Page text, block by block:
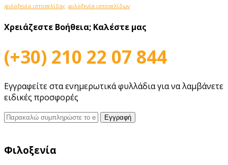
φιλοξενία ιστοσελίδας φιλοξενία ιστοσελίδων
Χρειάζεστε Βοήθεια; Καλέστε μας
(+30) 210 22 07 844
Εγγραφείτε στα ενημερωτικά φυλλάδια για να λαμβάνετε
ειδικές προσφορές
Φιλοξενία